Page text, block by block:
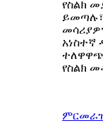
የስልክ
አነስተኛ
ተለዋዋጭ
የስልክ
ምርመራ